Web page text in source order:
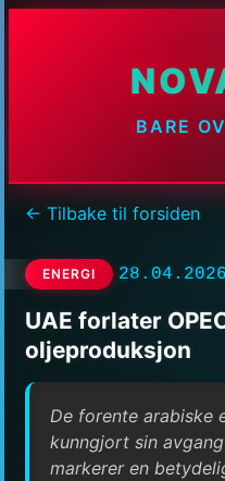
BARE
← Tilbake til forsiden
ENERGI
UAE forlater
oljeproduksjon
De forente arabiske
kunngjort sin
markerer en